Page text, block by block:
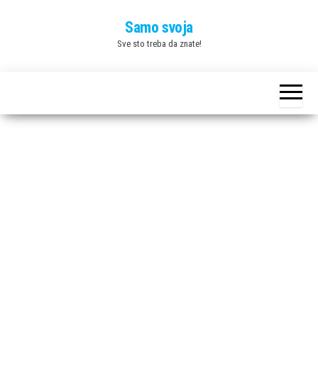
Samo svoja
Sve sto treba da znate!